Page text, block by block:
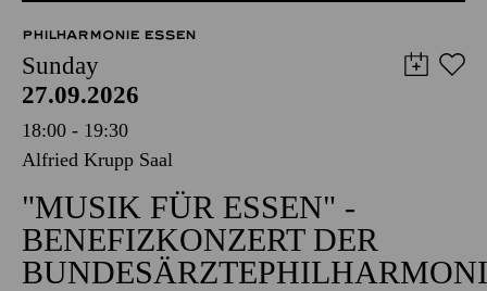
PHILHARMONIE ESSEN
Sunday
27.09.2026
18:00 - 19:30
Alfried Krupp Saal
"MUSIK FÜR ESSEN" -
BENEFIZKONZERT DER